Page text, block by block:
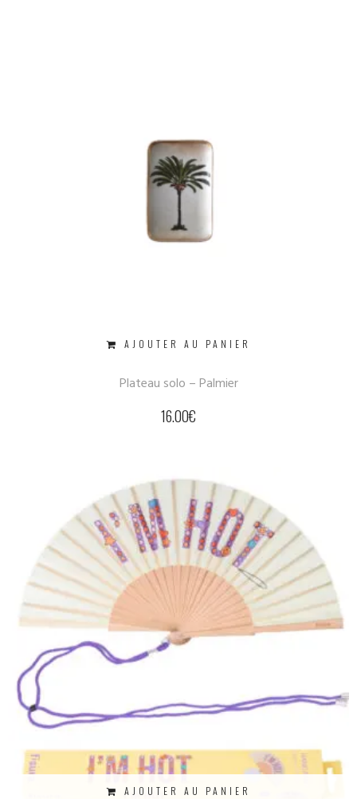
AJOUTER AU PANIER
Plateau solo – Palmier
16.00€
AJOUTER AU PANIER